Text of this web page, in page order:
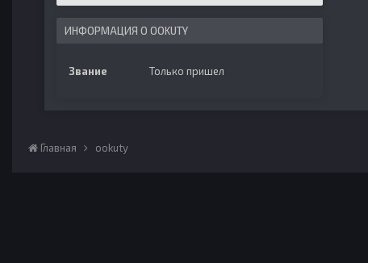
ИНФОРМАЦИЯ О OOKUTY
Звание Только пришел
Главная ookuty